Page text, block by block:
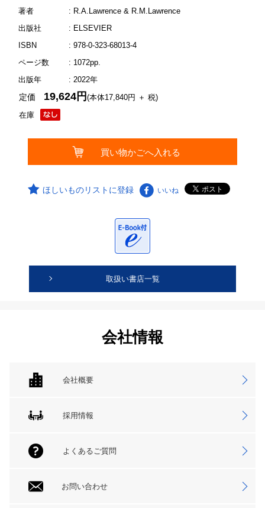
著者
: R.A.Lawrence & R.M.Lawrence
出版社
: ELSEVIER
ISBN
: 978-0-323-68013-4
ページ数
: 1072pp.
出版年
: 2022年
在庫
定価 19,624円(本体17,840円 ＋ 税)
ほしいものリストに登録 いいね
取扱い書店一覧
会社情報
会社概要
採用情報
よくあるご質問
お問い合わせ